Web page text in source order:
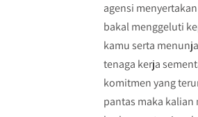
agensi
bakal menggeluti
kamu serta
tenaga kerja
komitmen yang
pantas maka kalian